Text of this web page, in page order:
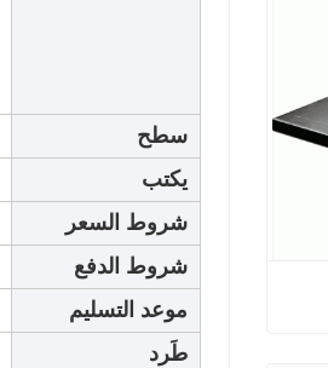
سطح
يكتب
شروط السعر
شروط الدفع
موعد التسليم
طَرد